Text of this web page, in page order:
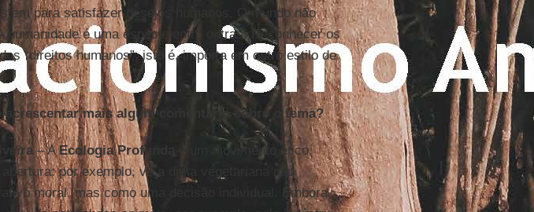
para satisfazer desejos humanos. O mundo não
humanidade é uma espécie entre outras. Reconhecer os
“direitos humanos”, isto é, importa em outro estilo de
acrescentar mais algum comentário sobre o tema?
– AEcologia Profunda
é um movimento ético,
por exemplo, vê a dieta vegetariana não
moral, mas como uma decisão individual. Embora